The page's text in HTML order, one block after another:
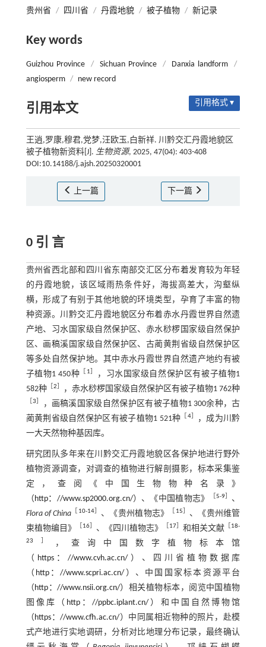
贵州省 / 四川省 / 丹霞地貌 / 被子植物 / 新记录
Key words
Guizhou Province / Sichuan Province / Danxia landform
/
angiosperm / new record
引用本文 引用格式 ▾
王逍,罗康,穆君,党梦,汪欧玉,白新祥. 川黔交汇丹霞地貌区
被子植物新资料[J]. 生物资源, 2025, 47(04): 403-408
DOI:10.14188/j.ajsh.20250320001
上一篇 下一篇
0 引 言
贵州省西北部和四川省东南部交汇区分布着发育较为年轻
的丹霞地貌，该区域雨热条件好，海拔高差大，沟壑纵
横，形成了有别于其他地貌的环境类型，孕育了丰富的物
种资源。川黔交汇丹霞地貌区分布着赤水丹霞世界自然遗
产地、习水国家级自然保护区、赤水桫椤国家级自然保护
区、画稿溪国家级自然保护区、古蔺黄荆省级自然保护区
等多处自然保护地。其中赤水丹霞世界自然遗产地约有被
子植物1 450种
1
，习水国家级自然保护区有被子植物1
582种［ 2 ，赤水桫椤国家级自然保护区有被子植物1 762种
3
，画稿溪国家级自然保护区有被子植物1 300余种，古
蔺黄荆省级自然保护区有被子植物1 521种
4］
，成为川黔
一大天然物种基因库。
研究团队多年来在川黔交汇丹霞地貌区各保护地进行野外
植物资源调查，对调查的植物进行解剖摄影，标本采集鉴
定，查阅《中国生物物种名录》
（http：//www.sp2000.org.cn/）、《中国植物志》 5-9］ 、
Flora of China
10-14］ 、《贵州植物志》 15
、《贵州维管
束植物编目》
16］ 、《四川植物志》 17 ］和相关文献 18-
23
，查询中国数字植物标本馆
（ https：//www.cvh.ac.cn/ ）、四川省植物数据库
（ http：//www.scpri.ac.cn/ ）、中国国家标本资源平台
（http：//www.nsii.org.cn/）相关植物标本，阅览中国植物
图像库（ http：//ppbc.iplant.cn/ ）和中国自然博物馆
（https：//www.cfh.ac.cn/）中同属相近物种的照片，赴模
式产地进行实地调研，分析对比地理分布记录，最终确认